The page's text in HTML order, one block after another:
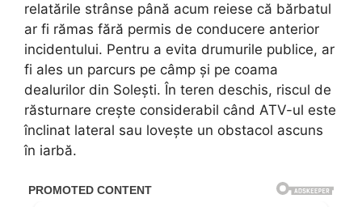
relatările strânse până acum reiese că bărbatul
ar fi rămas fără permis de conducere anterior
incidentului. Pentru a evita drumurile publice, ar
fi ales un parcurs pe câmp și pe coama
dealurilor din Solești. În teren deschis, riscul de
răsturnare crește considerabil când ATV-ul este
înclinat lateral sau lovește un obstacol ascuns
în iarbă.